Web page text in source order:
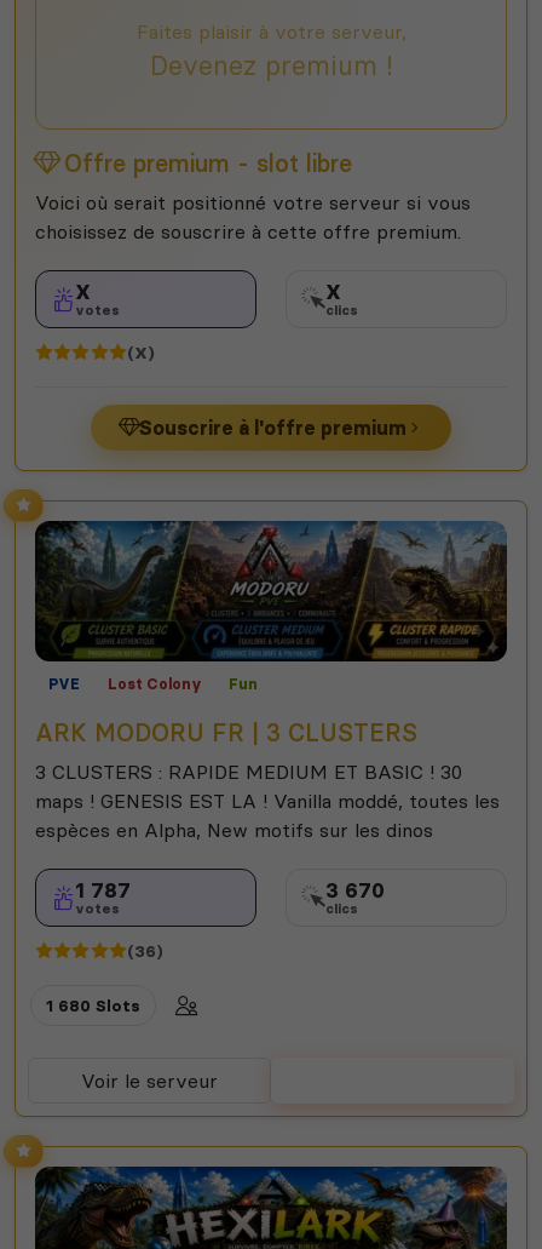
Faites plaisir à votre serveur,
Devenez premium !
Offre premium - slot libre
Voici où serait positionné votre serveur si vous
choisissez de souscrire à cette offre premium.
X
votes
X
clics
(X)
Souscrire à l'offre premium
PVE Lost Colony Fun
ARK MODORU FR | 3 CLUSTERS
3 CLUSTERS : RAPIDE MEDIUM ET BASIC ! 30
maps ! GENESIS EST LA ! Vanilla moddé, toutes les
espèces en Alpha, New motifs sur les dinos
1 787
votes
3 670
clics
(36)
1 680 Slots
Voir le serveur